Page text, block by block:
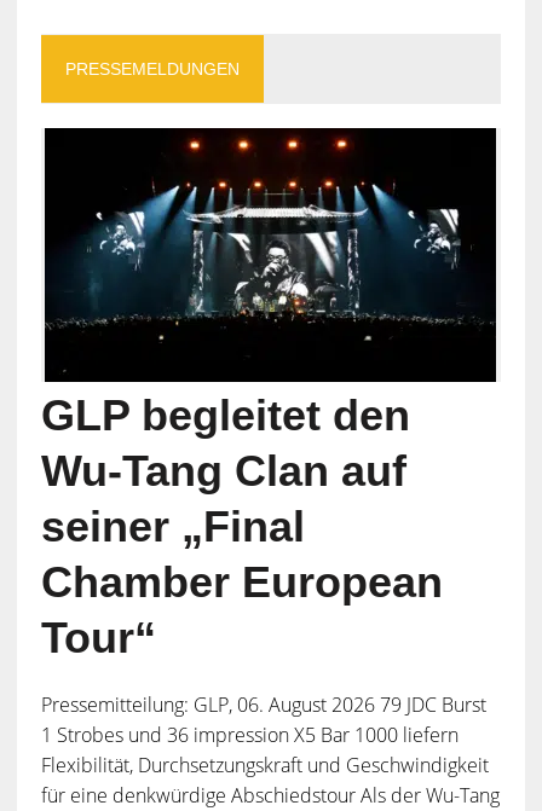
PRESSEMELDUNGEN
GLP begleitet den
Wu-Tang Clan auf
seiner „Final
Chamber European
Tour“
Pressemitteilung: GLP, 06. August 2026 79 JDC Burst
1 Strobes und 36 impression X5 Bar 1000 liefern
Flexibilität, Durchsetzungskraft und Geschwindigkeit
für eine denkwürdige Abschiedstour Als der Wu-Tang